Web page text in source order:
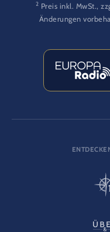
2 Preis inkl. MwSt.,
Änderungen